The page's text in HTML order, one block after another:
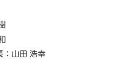
：山田 浩幸